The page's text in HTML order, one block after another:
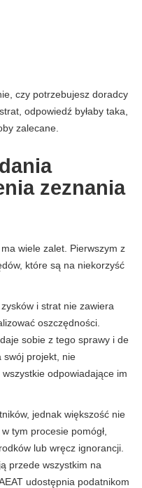
czy potrzebujesz doradcy
odpowiedź byłaby taka,
zalecane.
zeznania
wiele zalet. Pierwszym z
które są na niekorzyść
i strat nie zawiera
oszczędności.
sobie z tego sprawy i de
swój projekt, nie
odpowiadające im
jednak większość nie
tym procesie pomógł,
lub wręcz ignorancji.
przede wszystkim na
udostępnia podatnikom